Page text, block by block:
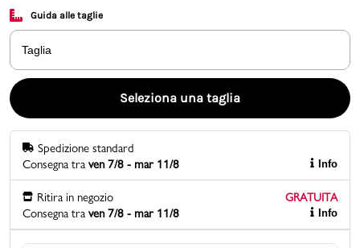
pcard
Gift card
Guida alle taglie
Taglia
Seleziona una taglia
Spedizione standard
Consegna tra ven 7/8 - mar 11/8 Info
Ritira in negozio
GRATUITA
Consegna tra ven 7/8 - mar 11/8 Info